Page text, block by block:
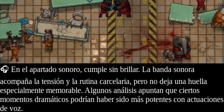
🎧 En el apartado sonoro, cumple sin brillar. La banda sonora
acompaña la tensión y la rutina carcelaria, pero no deja una huella
especialmente memorable. Algunos análisis apuntan que ciertos
momentos dramáticos podrían haber sido más potentes con actuaciones
de voz.